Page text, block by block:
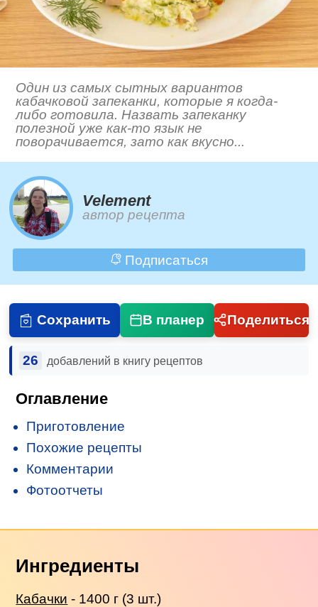
Один из самых сытных вариантов
кабачковой запеканки, которые я когда-
либо готовила. Назвать запеканку
полезной уже как-то язык не
поворачивается, зато как вкусно...
Velement
автор рецепта
Подписаться
Сохранить В планер Поделиться
26 добавлений в книгу рецептов
Оглавление
Приготовление
Похожие рецепты
Комментарии
Фотоотчеты
Ингредиенты
Кабачки - 1400 г (3 шт.)